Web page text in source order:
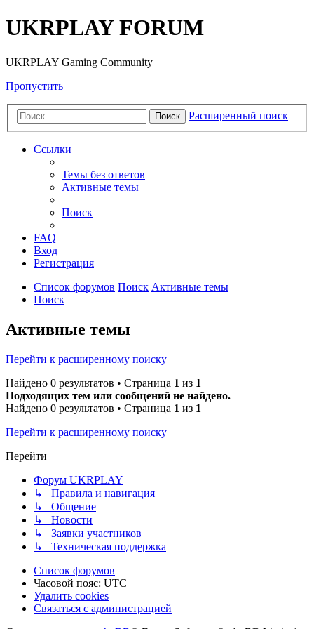
UKRPLAY FORUM
UKRPLAY Gaming Community
Пропустить
Поиск Расширенный поиск
Ссылки
Темы без ответов
Активные темы
Поиск
FAQ
Вход
Регистрация
Список форумов Поиск Активные темы
Поиск
Активные темы
Перейти к расширенному поиску
Найдено 0 результатов • Страница 1 из 1
Подходящих тем или сообщений не найдено.
Найдено 0 результатов • Страница 1 из 1
Перейти к расширенному поиску
Перейти
Форум UKRPLAY
↳ Правила и навигация
↳ Общение
↳ Новости
↳ Заявки участников
↳ Техническая поддержка
Список форумов
Часовой пояс: UTC
Удалить cookies
Связаться с администрацией